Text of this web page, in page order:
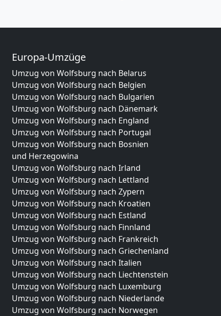
Europa-Umzüge
Umzug von Wolfsburg nach Belarus
Umzug von Wolfsburg nach Belgien
Umzug von Wolfsburg nach Bulgarien
Umzug von Wolfsburg nach Dänemark
Umzug von Wolfsburg nach England
Umzug von Wolfsburg nach Portugal
Umzug von Wolfsburg nach Bosnien
und Herzegowina
Umzug von Wolfsburg nach Irland
Umzug von Wolfsburg nach Lettland
Umzug von Wolfsburg nach Zypern
Umzug von Wolfsburg nach Kroatien
Umzug von Wolfsburg nach Estland
Umzug von Wolfsburg nach Finnland
Umzug von Wolfsburg nach Frankreich
Umzug von Wolfsburg nach Griechenland
Umzug von Wolfsburg nach Italien
Umzug von Wolfsburg nach Liechtenstein
Umzug von Wolfsburg nach Luxemburg
Umzug von Wolfsburg nach Niederlande
Umzug von Wolfsburg nach Norwegen